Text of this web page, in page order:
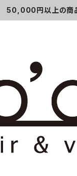
50,000円以上の商